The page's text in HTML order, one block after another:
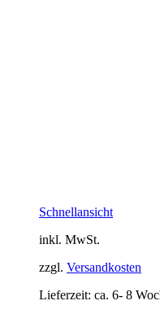
Schnellansicht
inkl. MwSt.
zzgl. Versandkosten
Lieferzeit: ca. 6- 8